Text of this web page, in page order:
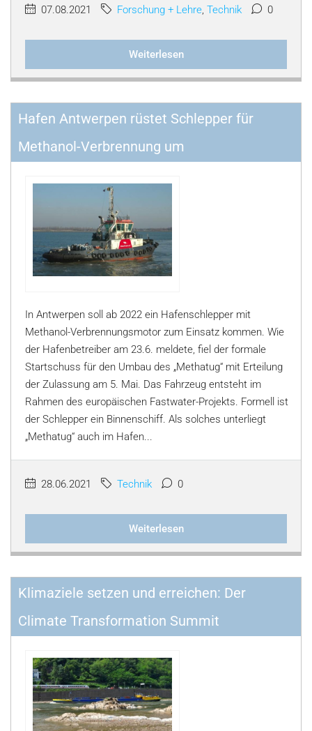
07.08.2021 Forschung + Lehre, Technik 0
Weiterlesen
Hafen Antwerpen rüstet Schlepper für
Methanol-Verbrennung um
In Antwerpen soll ab 2022 ein Hafenschlepper mit
Methanol-Verbrennungsmotor zum Einsatz kommen. Wie
der Hafenbetreiber am 23.6. meldete, fiel der formale
Startschuss für den Umbau des „Methatug“ mit Erteilung
der Zulassung am 5. Mai. Das Fahrzeug entsteht im
Rahmen des europäischen Fastwater-Projekts. Formell ist
der Schlepper ein Binnenschiff. Als solches unterliegt
„Methatug“ auch im Hafen...
28.06.2021 Technik 0
Weiterlesen
Klimaziele setzen und erreichen: Der
Climate Transformation Summit